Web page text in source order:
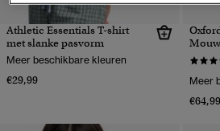
Athletic Essentials T-shirt
met slanke pasvorm
Meer beschikbare kleuren
€29,99 Meer
€64,99